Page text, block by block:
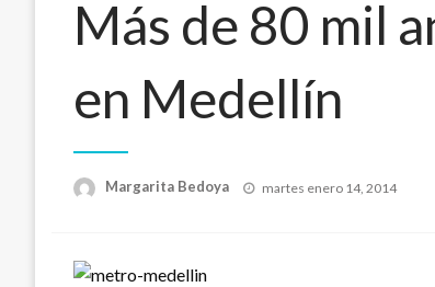
Más de 80 mil
en Medellín
Margarita Bedoya
Publicado
martes enero 14, 2014